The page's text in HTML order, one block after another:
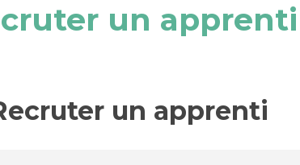
un apprenti
un apprenti